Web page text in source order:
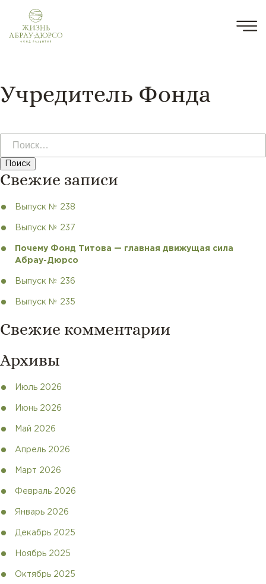
Учредитель Фонда
Свежие записи
Выпуск № 238
Выпуск № 237
Почему Фонд Титова — главная движущая сила
Абрау-Дюрсо
Выпуск № 236
Выпуск № 235
Свежие комментарии
Архивы
Июль 2026
Июнь 2026
Май 2026
Апрель 2026
Март 2026
Февраль 2026
Январь 2026
Декабрь 2025
Ноябрь 2025
Октябрь 2025